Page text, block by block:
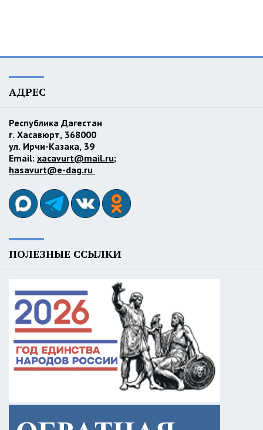
АДРЕС
Республика Дагестан
г. Хасавюрт, 368000
ул. Ирчи-Казака, 39
Email: xacavurt@mail.ru;
hasavurt@e-dag.ru
ПОЛЕЗНЫЕ ССЫЛКИ